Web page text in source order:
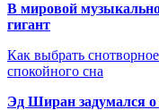
В мировой
гигант
Как выбрать
спокойного сна
Эд Ширан задумался о